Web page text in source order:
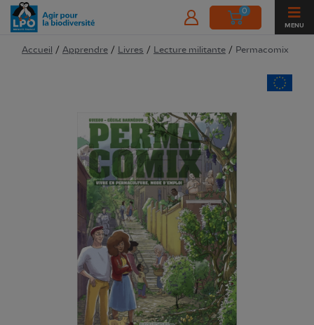
0
MENU
Accueil / Apprendre / Livres / Lecture militante / Permacomix